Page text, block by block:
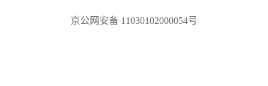
京公网安备 11030102000054号